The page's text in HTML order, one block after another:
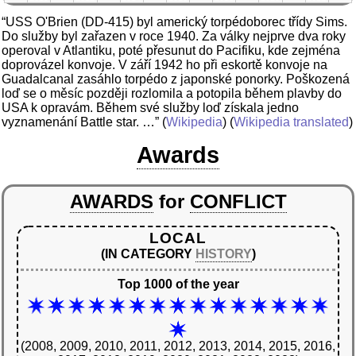
“USS O'Brien (DD-415) byl americký torpédoborec třídy Sims.
Do služby byl zařazen v roce 1940. Za války nejprve dva roky
operoval v Atlantiku, poté přesunut do Pacifiku, kde zejména
doprovázel konvoje. V září 1942 ho při eskortě konvoje na
Guadalcanal zasáhlo torpédo z japonské ponorky. Poškozená
loď se o měsíc později rozlomila a potopila během plavby do
USA k opravám. Během své služby loď získala jedno
vyznamenání Battle star. …” (Wikipedia) (Wikipedia translated)
Awards
AWARDS for CONFLICT
LOCAL
(IN CATEGORY HISTORY)
Top 1000 of the year
(2008, 2009, 2010, 2011, 2012, 2013, 2014, 2015, 2016,